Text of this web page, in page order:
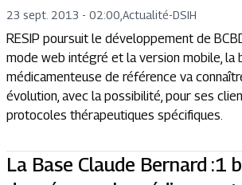
23 sept. 2013 - 02:00 Actualité-DSIH
RESIP poursuit le développement de
mode web intégré et la version mobile, la
médicamenteuse de référence va
évolution, avec la possibilité, pour ses
protocoles thérapeutiques spécifiques.
La Base Claude Bernard :1